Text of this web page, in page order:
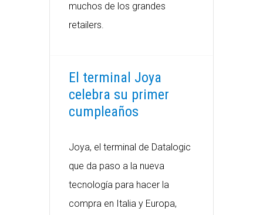
muchos de los grandes
retailers.
El terminal Joya
celebra su primer
cumpleaños
Joya, el terminal de Datalogic
que da paso a la nueva
tecnología para hacer la
compra en Italia y Europa,